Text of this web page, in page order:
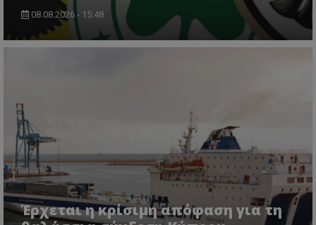
08.08.2026 - 15:48
Έρχεται η κρίσιμη απόφαση για τη